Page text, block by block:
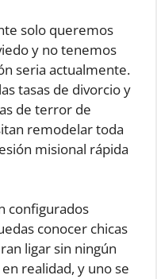
solo queremos
y no tenemos
seria actualmente.
tasas de divorcio y
de terror de
remodelar toda
misional rápida
configurados
conocer chicas
ligar sin ningún
realidad, y uno se